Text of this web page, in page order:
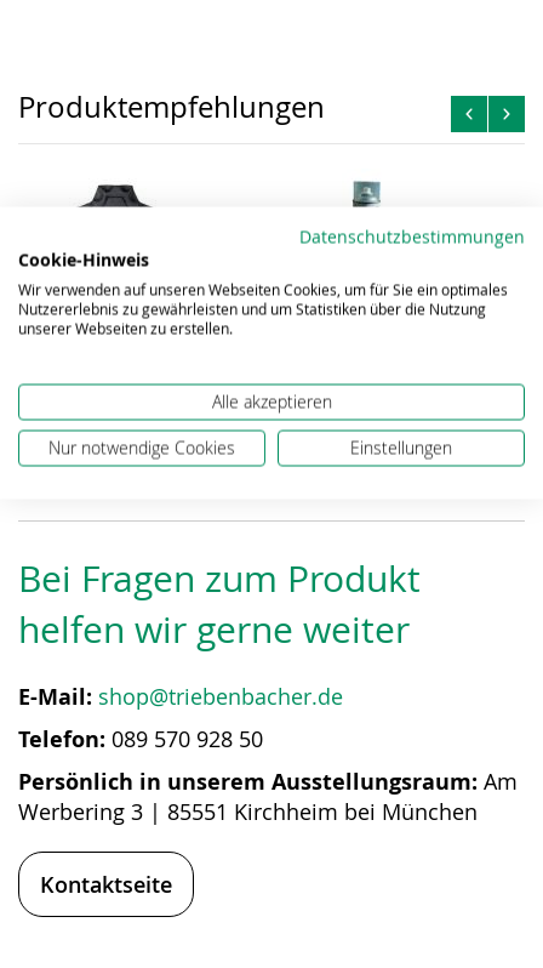
Produktempfehlungen
Lack RAL 7016
Anthrazitgrau 2,5L
Zum Warenkorb
Lackspray Schwarz
Zum Warenkorb
Bei Fragen zum Produkt
helfen wir gerne weiter
E-Mail: shop@triebenbacher.de
Telefon: 089 570 928 50
Persönlich in unserem Ausstellungsraum: Am
Werbering 3 | 85551 Kirchheim bei München
Kontaktseite
Datenschutzbestimmungen
Cookie-Hinweis
Wir verwenden auf unseren Webseiten Cookies, um für Sie ein optimales
Nutzererlebnis zu gewährleisten und um Statistiken über die Nutzung
unserer Webseiten zu erstellen.
Alle akzeptieren
Nur notwendige Cookies Einstellungen